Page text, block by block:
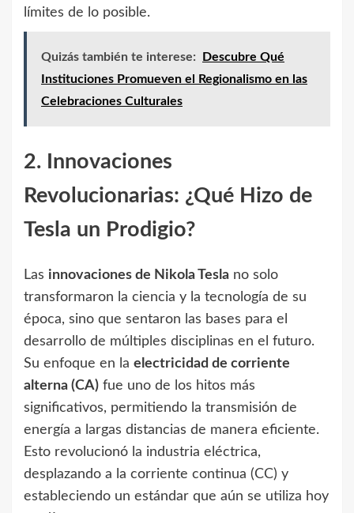
límites de lo posible.
Quizás también te interese:
Descubre Qué
Instituciones Promueven el Regionalismo en las
Celebraciones Culturales
2. Innovaciones
Revolucionarias: ¿Qué Hizo de
Tesla un Prodigio?
Las innovaciones de Nikola Tesla no solo
transformaron la ciencia y la tecnología de su
época, sino que sentaron las bases para el
desarrollo de múltiples disciplinas en el futuro.
Su enfoque en la electricidad de corriente
alterna (CA) fue uno de los hitos más
significativos, permitiendo la transmisión de
energía a largas distancias de manera eficiente.
Esto revolucionó la industria eléctrica,
desplazando a la corriente continua (CC) y
estableciendo un estándar que aún se utiliza hoy